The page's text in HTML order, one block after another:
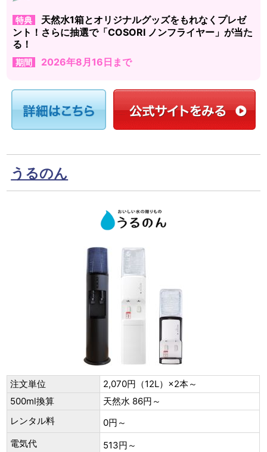
特典
天然水1箱とオリジナルグッズをもれなくプレゼ
ント！さらに抽選で「COSORI ノンフライヤー」が当た
る！
期間 2026年8月16日まで
うるのん
注文単位
2,070円（12L）×2本～
500ml換算
天然水 86円～
レンタル料
0円～
電気代
513円～